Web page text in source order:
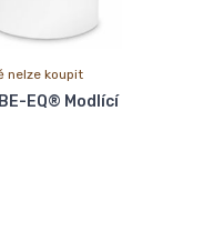
nelze koupit
EQ® Modlící